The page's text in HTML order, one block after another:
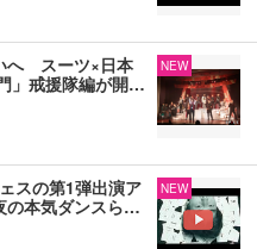
へ スーツ×日本
」戒援隊編が開…
NEW
スの第1弾出演ア
の本気ダンスら…
NEW